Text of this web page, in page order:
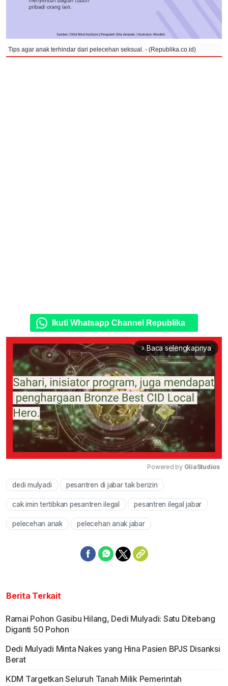
Tips agar anak terhindar dari pelecehan seksual. - (Republika.co.id)
Ikuti Whatsapp Channel Republika
arrow_forward_ios Baca selengkapnya
Powered by GliaStudios
dedi mulyadi pesantren di jabar tak berizin
cak imin tertibkan pesantren ilegal pesantren ilegal jabar
pelecehan anak pelecehan anak jabar
Berita Terkait
Ramai Pohon Gasibu Hilang, Dedi Mulyadi: Satu Ditebang
Diganti 50 Pohon
Dedi Mulyadi Minta Nakes yang Hina Pasien BPJS Disanksi
Berat
KDM Targetkan Seluruh Tanah Milik Pemerintah